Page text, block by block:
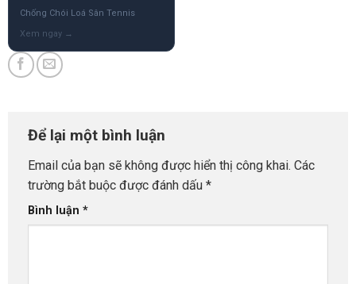
Chống Chói Loá Sân Tennis
Để lại một bình luận
Email của bạn sẽ không được hiển thị công khai. Các
trường bắt buộc được đánh dấu *
Bình luận *